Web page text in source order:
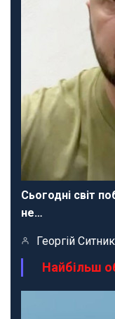
Сьогодні світ
не…
Георгій Ситник
Найбільш